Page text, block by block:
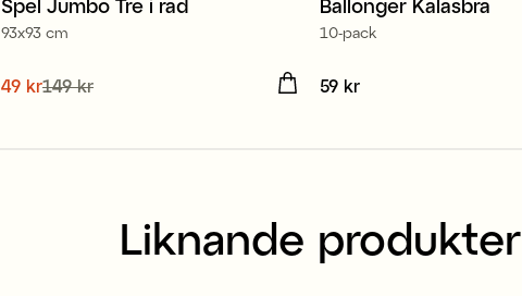
Sale
Spel Jumbo Tre i rad
93x93 cm
Nuvarande pris Tidigare pris
49 kr149 kr
Ballonger Kalasbra
10-pack
Pris:
59 kr
Liknande produkter